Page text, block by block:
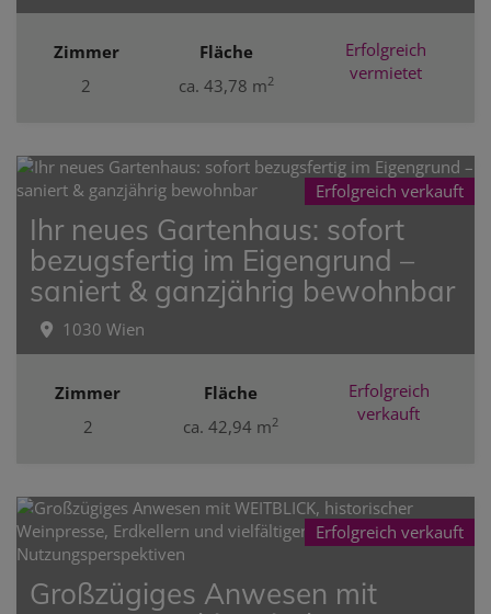
Zimmer
2
Fläche
ca. 43,78 m2
Erfolgreich
vermietet
Erfolgreich verkauft
Ihr neues Gartenhaus: sofort
bezugsfertig im Eigengrund –
saniert & ganzjährig bewohnbar
1030 Wien
Zimmer
2
Fläche
ca. 42,94 m2
Erfolgreich
verkauft
Erfolgreich verkauft
Großzügiges Anwesen mit